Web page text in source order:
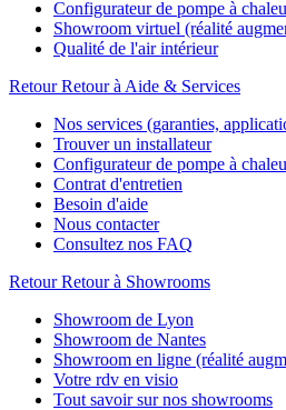
Configurateur de pompe à
Showroom virtuel (réalité
Qualité de l'air intérieur
Retour Retour à Aide & Services
Nos services (garanties,
Trouver un installateur
Configurateur de pompe à
Contrat d'entretien
Besoin d'aide
Nous contacter
Consultez nos FAQ
Retour Retour à Showrooms
Showroom de Lyon
Showroom de Nantes
Showroom en ligne (réalité
Votre rdv en visio
Tout savoir sur nos showrooms